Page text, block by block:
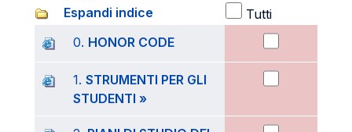
Espandi indice
Tutti
0. HONOR CODE
1. STRUMENTI PER GLI
STUDENTI »